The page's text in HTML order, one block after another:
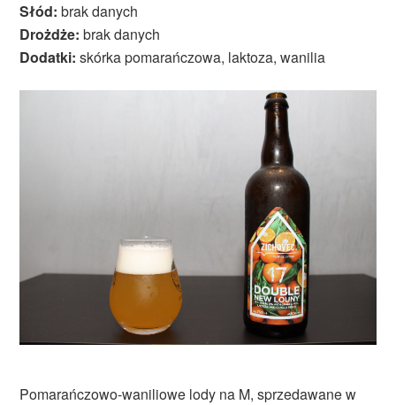
Słód: brak danych
Drożdże: brak danych
Dodatki: skórka pomarańczowa, laktoza, wanilia
Pomarańczowo-waniliowe lody na M, sprzedawane w